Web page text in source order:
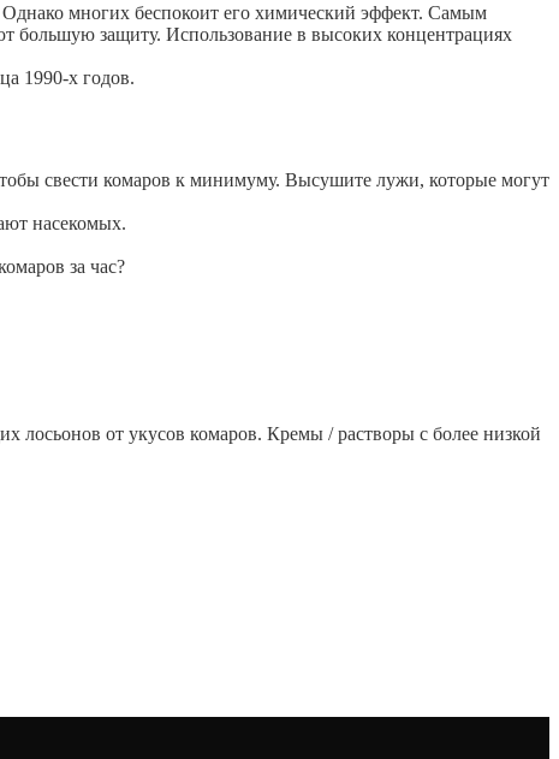
многих беспокоит его химический эффект. Самым
защиту. Использование в высоких концентрациях
1990-х годов.
свести комаров к минимуму. Высушите лужи, которые могут
насекомых.
за час?
лосьонов от укусов комаров. Кремы / растворы с более низкой